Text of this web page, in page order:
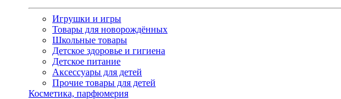
Игрушки и игры
Товары для новорождённых
Школьные товары
Детское здоровье и гигиена
Детское питание
Аксессуары для детей
Прочие товары для детей
Косметика, парфюмерия